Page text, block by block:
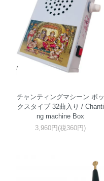
チャンティングマシーン ボッ
クスタイプ 32曲入り / Chanti
ng machine Box
3,960円(税360円)